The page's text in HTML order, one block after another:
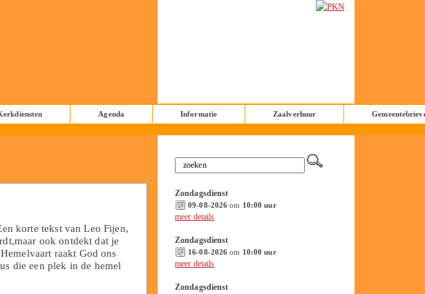
Agenda Informatie Zaalverhuur
korte tekst van Leo Fijen,
ook ontdekt dat je
raakt God ons
die een plek in de hemel
Zondagsdienst
09-08-2026 om 10:00 uur
meer details
Zondagsdienst
16-08-2026 om 10:00 uur
meer details
Zondagsdienst